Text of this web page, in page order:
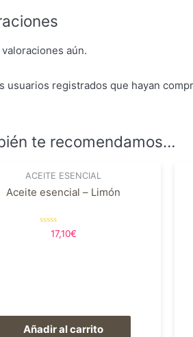
valoraciones aún.
usuarios registrados que hayan
te recomendamos…
ACEITE ESENCIAL
Aceite esencial – Limón
Valorado
17,10€
Añadir al carrito